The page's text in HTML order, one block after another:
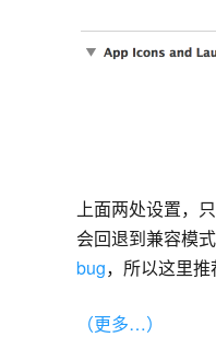
上面两处设置，
会回退到兼容模
bug，所以这里推
（更多…）